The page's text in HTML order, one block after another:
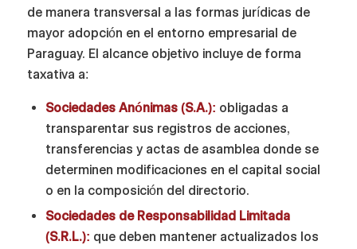
de manera transversal a las formas jurídicas de
mayor adopción en el entorno empresarial de
Paraguay. El alcance objetivo incluye de forma
taxativa a:
Sociedades Anónimas (S.A.): obligadas a
transparentar sus registros de acciones,
transferencias y actas de asamblea donde se
determinen modificaciones en el capital social
o en la composición del directorio.
Sociedades de Responsabilidad Limitada
(S.R.L.): que deben mantener actualizados los